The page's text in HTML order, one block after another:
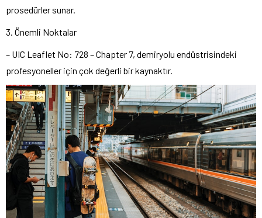
prosedürler sunar.
3. Önemli Noktalar
– UIC Leaflet No: 728 – Chapter 7, demiryolu endüstrisindeki
profesyoneller için çok değerli bir kaynaktır.